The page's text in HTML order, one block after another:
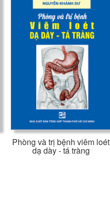
Phòng và trị bệnh viêm loét
dạ dày - tá tràng